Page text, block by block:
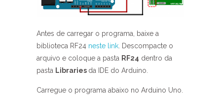
Antes de carregar o programa, baixe a
biblioteca RF24 neste link . Descompacte o
arquivo e coloque a pasta RF24 dentro da
pasta Libraries da IDE do Arduino.
Carregue o programa abaixo no Arduino Uno.